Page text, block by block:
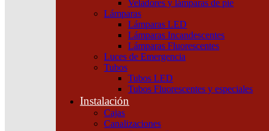
Veladores y lámparas de pie
Lámparas
Lámparas LED
Lámparas Incandescentes
Lámparas Fluorescentes
Luces de Emergencia
Tubos
Tubos LED
Tubos Fluorescentes y especiales
Instalación
Cajas
Canalizaciones